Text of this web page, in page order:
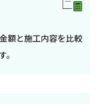
額と施工内容を比較